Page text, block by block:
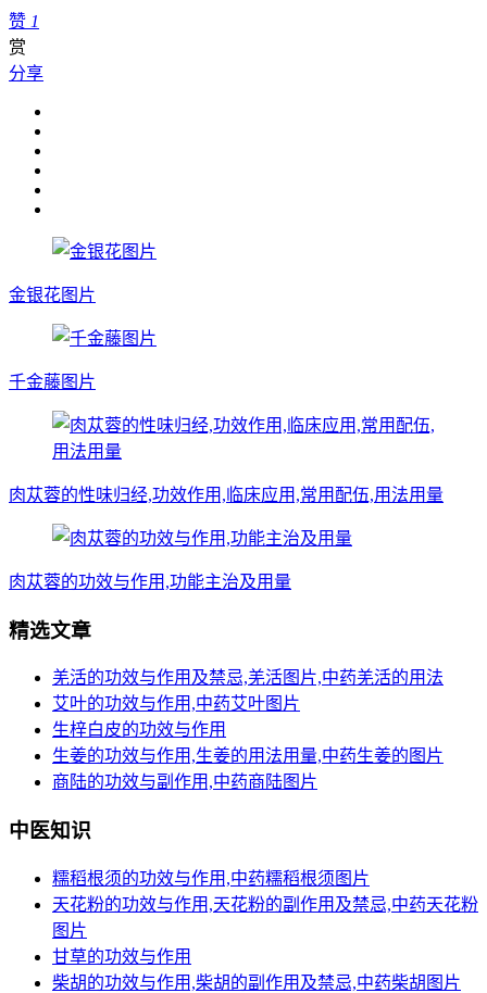
赞 1
赏
分享
金银花图片
千金藤图片
肉苁蓉的性味归经,功效作用,临床应用,常用配伍,用法用量
肉苁蓉的功效与作用,功能主治及用量
精选文章
羌活的功效与作用及禁忌,羌活图片,中药羌活的用法
艾叶的功效与作用,中药艾叶图片
生梓白皮的功效与作用
生姜的功效与作用,生姜的用法用量,中药生姜的图片
商陆的功效与副作用,中药商陆图片
中医知识
糯稻根须的功效与作用,中药糯稻根须图片
天花粉的功效与作用,天花粉的副作用及禁忌,中药天花粉
图片
甘草的功效与作用
柴胡的功效与作用,柴胡的副作用及禁忌,中药柴胡图片